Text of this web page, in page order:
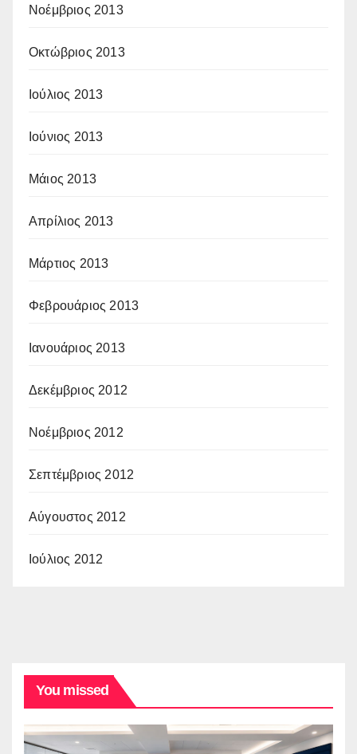
Νοέμβριος 2013
Οκτώβριος 2013
Ιούλιος 2013
Ιούνιος 2013
Μάιος 2013
Απρίλιος 2013
Μάρτιος 2013
Φεβρουάριος 2013
Ιανουάριος 2013
Δεκέμβριος 2012
Νοέμβριος 2012
Σεπτέμβριος 2012
Αύγουστος 2012
Ιούλιος 2012
You missed